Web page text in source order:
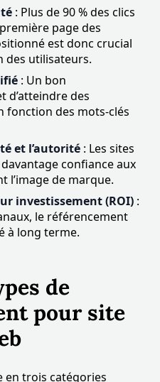
: Plus de 90 % des clics
page des
est donc crucial
des utilisateurs.
: Un bon
d’atteindre des
fonction des mots-clés
et l’autorité : Les sites
confiance aux
l’image de marque.
investissement (ROI) :
le référencement
à long terme.
de
pour site
en trois catégories